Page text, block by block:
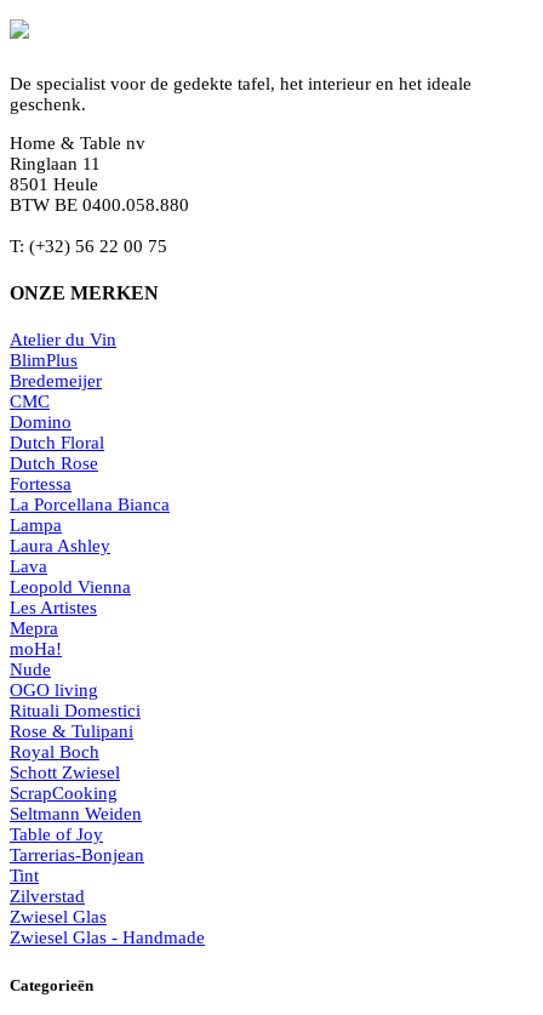
De specialist voor de gedekte tafel, het interieur en het ideale
geschenk.
Home & Table nv
Ringlaan 11
8501 Heule
BTW BE 0400.058.880
T: (+32) 56 22 00 75
ONZE MERKEN
Atelier du Vin
BlimPlus
Bredemeijer
CMC
Domino
Dutch Floral
Dutch Rose
Fortessa
La Porcellana Bianca
Lampa
Laura Ashley
Lava
Leopold Vienna
Les Artistes
Mepra
moHa!
Nude
OGO living
Rituali Domestici
Rose & Tulipani
Royal Boch
Schott Zwiesel
ScrapCooking
Seltmann Weiden
Table of Joy
Tarrerias-Bonjean
Tint
Zilverstad
Zwiesel Glas
Zwiesel Glas - Handmade
Categorieën